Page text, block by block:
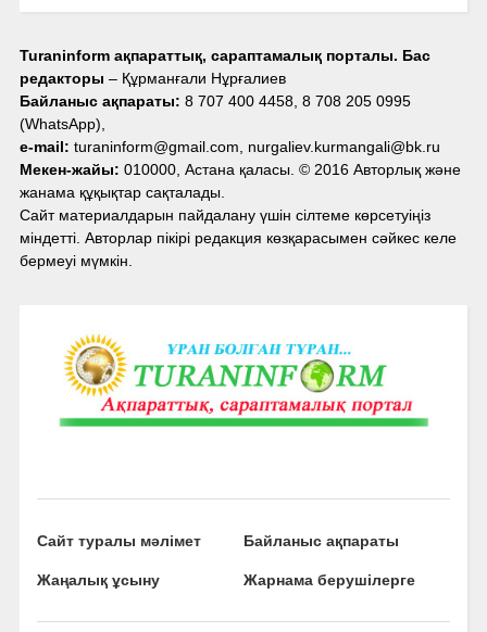
Turaninform ақпараттық, сараптамалық порталы. Бас
редакторы – Құрманғали Нұрғалиев
Байланыс ақпараты: 8 707 400 4458, 8 708 205 0995
(WhatsApp),
e-mail: turaninform@gmail.com, nurgaliev.kurmangali@bk.ru
Мекен-жайы: 010000, Астана қаласы. © 2016 Авторлық және
жанама құқықтар сақталады.
Сайт материалдарын пайдалану үшін сілтеме көрсетуіңіз
міндетті. Авторлар пікірі редакция көзқарасымен сәйкес келе
бермеуі мүмкін.
Сайт туралы мәлімет Байланыс ақпараты
Жаңалық ұсыну Жарнама берушілерге